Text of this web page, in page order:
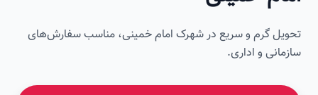
گرم و سریع در شهرک امام خمینی، مناسب سفارش‌های
و اداری.